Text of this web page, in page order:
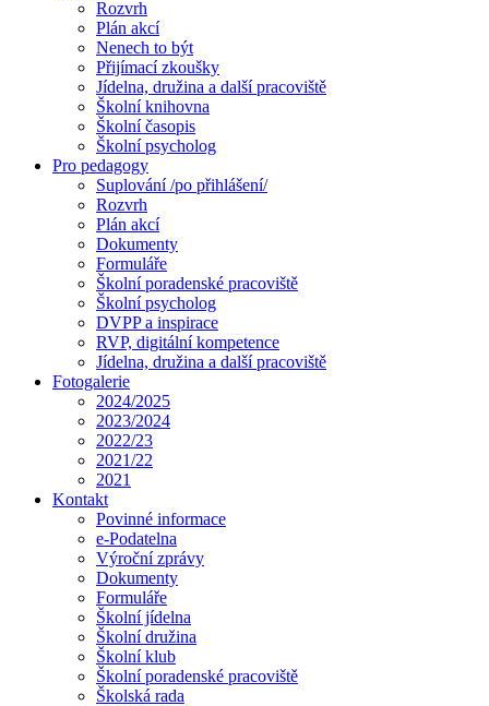
Rozvrh
Plán akcí
Nenech to být
Přijímací zkoušky
Jídelna, družina a další pracoviště
Školní knihovna
Školní časopis
Školní psycholog
Pro pedagogy
Suplování /po přihlášení/
Rozvrh
Plán akcí
Dokumenty
Formuláře
Školní poradenské pracoviště
Školní psycholog
DVPP a inspirace
RVP, digitální kompetence
Jídelna, družina a další pracoviště
Fotogalerie
2024/2025
2023/2024
2022/23
2021/22
2021
Kontakt
Povinné informace
e-Podatelna
Výroční zprávy
Dokumenty
Formuláře
Školní jídelna
Školní družina
Školní klub
Školní poradenské pracoviště
Školská rada